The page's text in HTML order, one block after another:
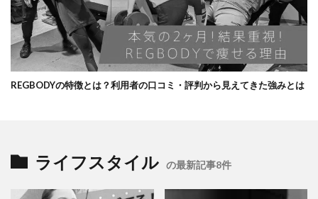
REGBODYの特徴とは？利用者の口コミ・評判から見えてきた強みとは
ライフスタイル の最新記事8件